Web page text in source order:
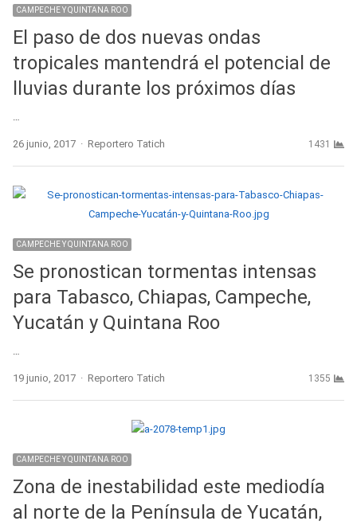
CAMPECHE Y QUINTANA ROO
El paso de dos nuevas ondas
tropicales mantendrá el potencial de
lluvias durante los próximos días
26 junio, 2017 Author
Reportero Tatich 1431
CAMPECHE Y QUINTANA ROO
Se pronostican tormentas intensas
para Tabasco, Chiapas, Campeche,
Yucatán y Quintana Roo
19 junio, 2017 Author
Reportero Tatich 1355
CAMPECHE Y QUINTANA ROO
Zona de inestabilidad este mediodía
al norte de la Península de Yucatán,